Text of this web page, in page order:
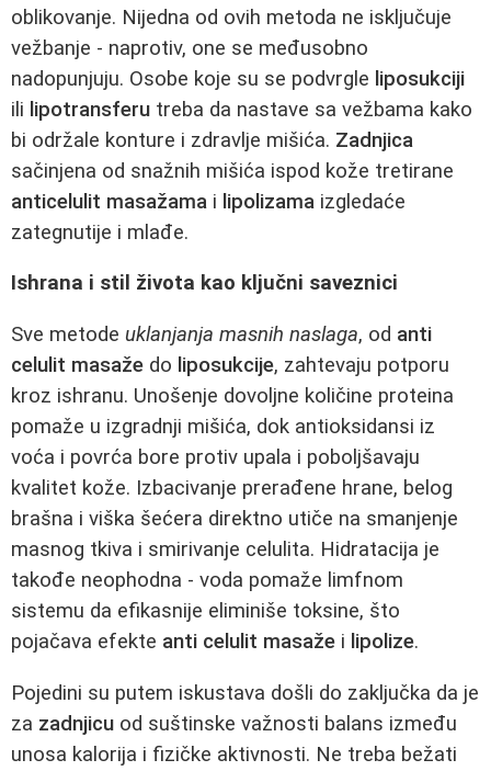
oblikovanje. Nijedna od ovih metoda ne isključuje
vežbanje - naprotiv, one se međusobno
nadopunjuju. Osobe koje su se podvrgle liposukciji
ili lipotransferu treba da nastave sa vežbama kako
bi održale konture i zdravlje mišića. Zadnjica
sačinjena od snažnih mišića ispod kože tretirane
anticelulit masažama i lipolizama izgledaće
zategnutije i mlađe.
Ishrana i stil života kao ključni saveznici
Sve metode uklanjanja masnih naslaga, od anti
celulit masaže do liposukcije, zahtevaju potporu
kroz ishranu. Unošenje dovoljne količine proteina
pomaže u izgradnji mišića, dok antioksidansi iz
voća i povrća bore protiv upala i poboljšavaju
kvalitet kože. Izbacivanje prerađene hrane, belog
brašna i viška šećera direktno utiče na smanjenje
masnog tkiva i smirivanje celulita. Hidratacija je
takođe neophodna - voda pomaže limfnom
sistemu da efikasnije eliminiše toksine, što
pojačava efekte anti celulit masaže i lipolize.
Pojedini su putem iskustava došli do zaključka da je
za zadnjicu od suštinske važnosti balans između
unosa kalorija i fizičke aktivnosti. Ne treba bežati